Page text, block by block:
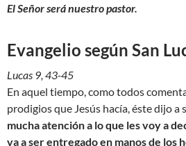
El Señor será nuestro pastor.
Evangelio según San
Lucas 9, 43-45
En aquel tiempo, como todos
prodigios que Jesús hacía, éste dijo a
mucha atención a lo que les voy a
va a ser entregado en manos de los